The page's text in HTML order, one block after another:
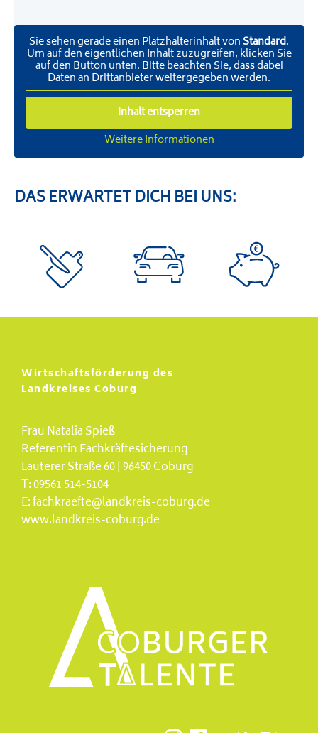
Sie sehen gerade einen Platzhalterinhalt vonStandard.
Um auf den eigentlichen Inhalt zuzugreifen, klicken Sie
auf den Button unten. Bitte beachten Sie, dass dabei
Daten an Drittanbieter weitergegeben werden.
Inhalt entsperren
Weitere Informationen
DAS ERWARTET DICH BEI UNS:
Wirtschaftsförderung des
Landkreises Coburg
Frau Natalia Spieß
Referentin Fachkräftesicherung
Lauterer Straße 60 | 96450 Coburg
T:09561 514-5104
E:fachkraefte@landkreis-coburg.de
www.landkreis-coburg.de